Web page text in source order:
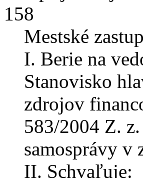
158
Mestské
I. Berie na
Stanovisko
zdrojov
583/2004 Z.
samosprávy v
II. Schvaľuje: